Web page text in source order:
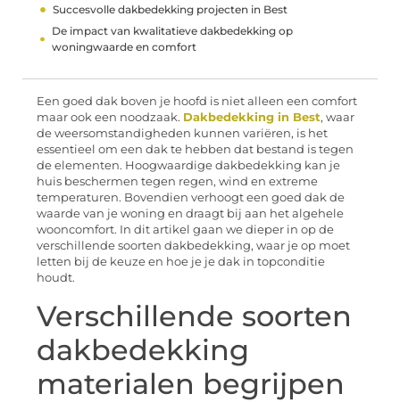
Succesvolle dakbedekking projecten in Best
De impact van kwalitatieve dakbedekking op
woningwaarde en comfort
Een goed dak boven je hoofd is niet alleen een comfort
maar ook een noodzaak. Dakbedekking in Best, waar
de weersomstandigheden kunnen variëren, is het
essentieel om een dak te hebben dat bestand is tegen
de elementen. Hoogwaardige dakbedekking kan je
huis beschermen tegen regen, wind en extreme
temperaturen. Bovendien verhoogt een goed dak de
waarde van je woning en draagt bij aan het algehele
wooncomfort. In dit artikel gaan we dieper in op de
verschillende soorten dakbedekking, waar je op moet
letten bij de keuze en hoe je je dak in topconditie
houdt.
Verschillende soorten
dakbedekking
materialen begrijpen